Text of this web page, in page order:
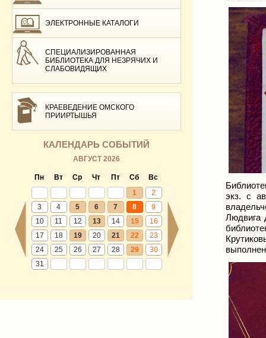
ЭЛЕКТРОННЫЕ КАТАЛОГИ
СПЕЦИАЛИЗИРОВАННАЯ
БИБЛИОТЕКА ДЛЯ НЕЗРЯЧИХ И
СЛАБОВИДЯЩИХ
КРАЕВЕДЕНИЕ ОМСКОГО
ПРИИРТЫШЬЯ
КАЛЕНДАРЬ СОБЫТИЙ
АВГУСТ 2026
Пн Вт Ср Чт Пт Сб
Вс
1
2
3
4 5 6 7 8
9
10
11 12 13 14 15
16
17
18 19 20 21 22
23
24
25 26 27 28 29
30
31
экз. с
Людвига